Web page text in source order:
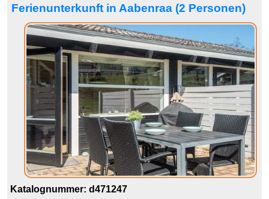
Ferienunterkunft in Aabenraa (2 Personen)
Katalognummer: d471247